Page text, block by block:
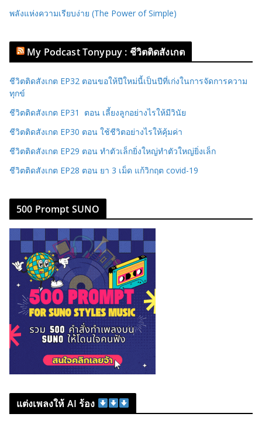
พลังแห่งความเรียบง่าย (The Power of Simple)
My Podcast Tonypuy : ชีวิตติดสังเกต
ชีวิตติดสังเกต EP32 ตอนขอให้ปีใหม่นี้เป็นปีที่เก่งในการจัดการความ
ทุกข์
ชีวิตติดสังเกต EP31 ตอน เลี้ยงลูกอย่างไรให้มีวินัย
ชีวิตติดสังเกต EP30 ตอน ใช้ชีวิตอย่างไรให้คุ้มค่า
ชีวิตติดสังเกต EP29 ตอน ทำตัวเล็กยิ่งใหญ่ทำตัวใหญ่ยิ่งเล็ก
ชีวิตติดสังเกต EP28 ตอน ยา 3 เม็ด แก้วิกฤต covid-19
500 Prompt SUNO
แต่งเพลงให้ AI ร้อง